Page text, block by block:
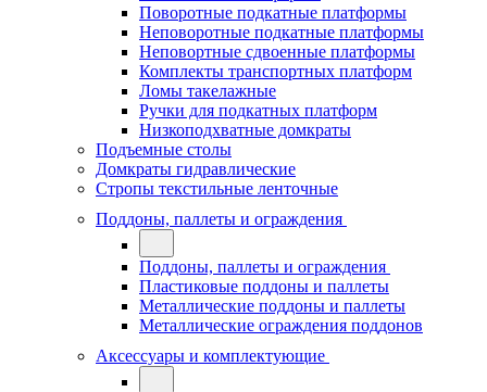
Поворотные подкатные платформы
Неповоротные подкатные платформы
Неповортные сдвоенные платформы
Комплекты транспортных платформ
Ломы такелажные
Ручки для подкатных платформ
Низкоподхватные домкраты
Подъемные столы
Домкраты гидравлические
Стропы текстильные ленточные
Поддоны, паллеты и ограждения
Поддоны, паллеты и ограждения
Пластиковые поддоны и паллеты
Металлические поддоны и паллеты
Металлические ограждения поддонов
Аксессуары и комплектующие